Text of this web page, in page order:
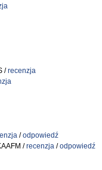
/recenzja
/odpowiedź
/recenzja /odpowiedź